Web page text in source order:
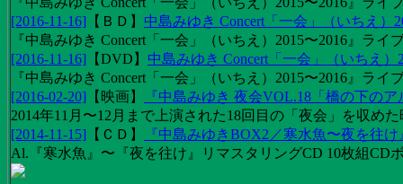
[2016-11-16] 【 ＢＤ 】 中島みゆき Concert「一会」（いちえ）
『中島みゆき Concert「一会」（いちえ）2015〜2016』ラ
[2016-11-16] 【DVD 】 中島みゆき Concert「一会」（いちえ）
『中島みゆき Concert「一会」（いちえ）2015〜2016』ラ
[2016-02-20] 【 映画】
『中島みゆき 夜会VOL.18「橋の下の
2014年11月〜12月まで上演された18回目の「夜会」を収め
[2014-11-15] 【 ＣＤ 】
『中島みゆきBOX2／寒水魚〜夜を往
Al.『寒水魚』〜『夜を往け』リマスタリングCD 10枚組CD